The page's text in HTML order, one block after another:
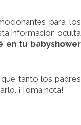
para los
información oculta
en tu babyshower
tanto los padres
¡Toma nota!